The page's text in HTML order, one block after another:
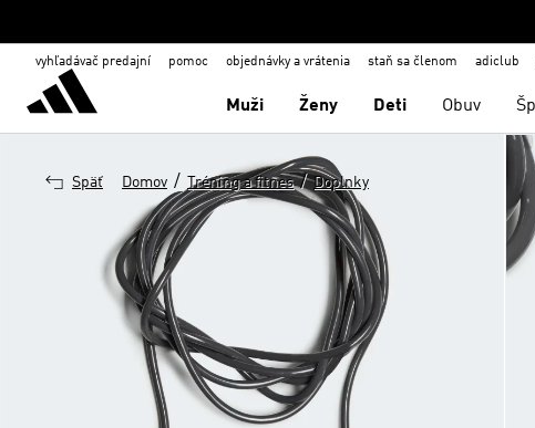
vyhľadávač predajní pomoc objednávky a vrátenia staň sa členom adiclub
Muži Ženy Deti Obuv
Späť Domov / Tréning a fitnes / Doplnky